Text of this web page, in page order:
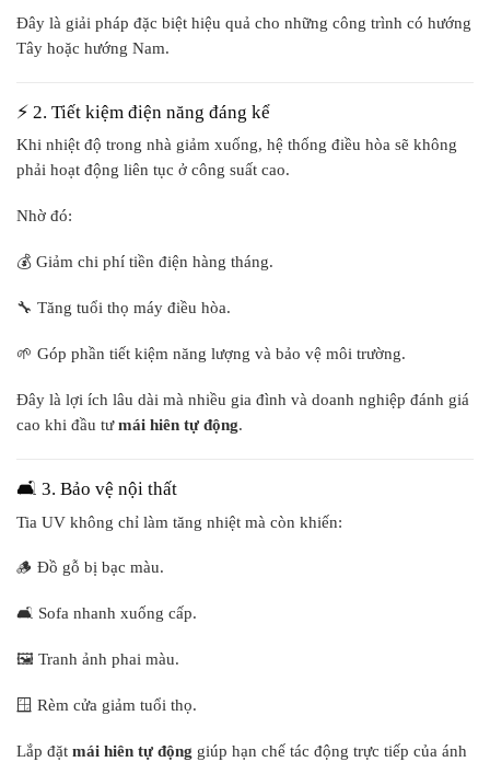
Đây là giải pháp đặc biệt hiệu quả cho những công trình có hướng
Tây hoặc hướng Nam.
⚡ 2. Tiết kiệm điện năng đáng kể
Khi nhiệt độ trong nhà giảm xuống, hệ thống điều hòa sẽ không
phải hoạt động liên tục ở công suất cao.
Nhờ đó:
💰 Giảm chi phí tiền điện hàng tháng.
🔧 Tăng tuổi thọ máy điều hòa.
🌱 Góp phần tiết kiệm năng lượng và bảo vệ môi trường.
Đây là lợi ích lâu dài mà nhiều gia đình và doanh nghiệp đánh giá
cao khi đầu tưmái hiên tự động.
🛋️ 3. Bảo vệ nội thất
Tia UV không chỉ làm tăng nhiệt mà còn khiến:
🪵 Đồ gỗ bị bạc màu.
🛋️ Sofa nhanh xuống cấp.
🖼️ Tranh ảnh phai màu.
🪟 Rèm cửa giảm tuổi thọ.
Lắp đặt mái hiên tự động giúp hạn chế tác động trực tiếp của ánh